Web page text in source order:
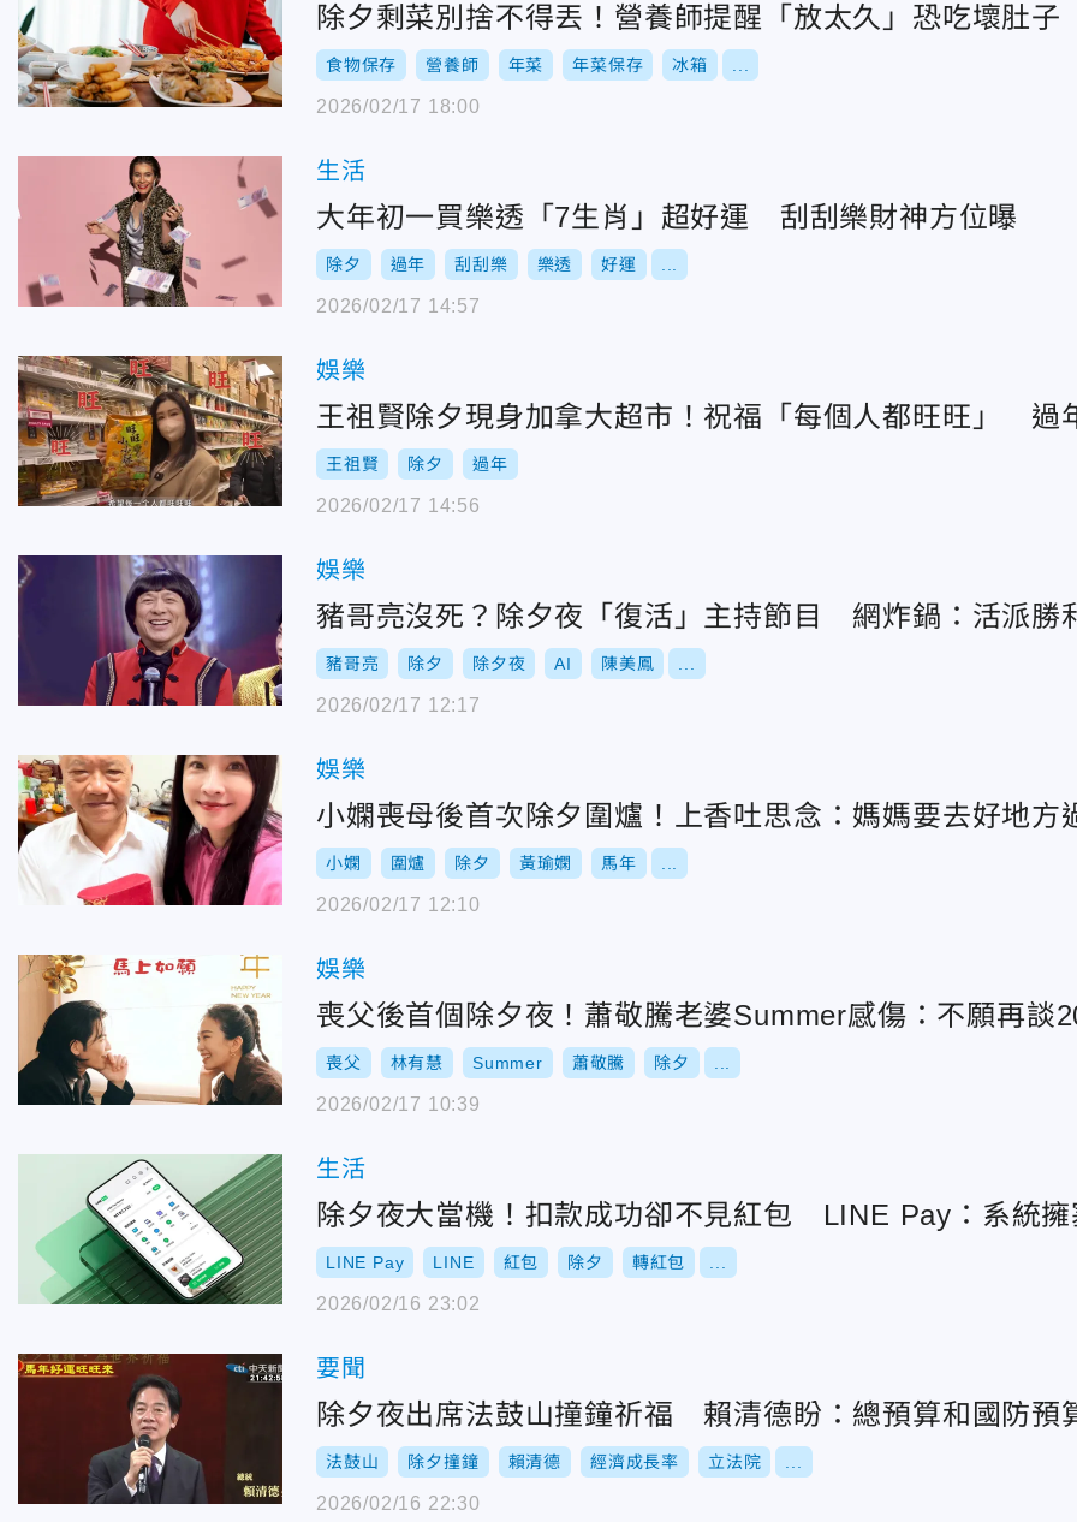
除夕剩菜別捨不得丟！營養師提醒「放太久」恐吃壞肚子
食物保存 營養師 年菜 年菜保存 冰箱
2026/02/17 18:00
生活
大年初一買樂透「7生肖」超好運 刮刮樂財神方位曝
除夕 過年 刮刮樂 樂透 好運
2026/02/17 14:57
娛樂
王祖賢除夕現身加拿大超市！祝福「每個人都旺旺」 過
王祖賢 除夕 過年
2026/02/17 14:56
娛樂
豬哥亮沒死？除夕夜「復活」主持節目 網炸鍋：活派勝
豬哥亮 除夕 除夕夜 AI 陳美鳳
2026/02/17 12:17
娛樂
小嫻喪母後首次除夕圍爐！上香吐思念：媽媽要去好地方
小嫻 圍爐 除夕 黃瑜嫻 馬年
2026/02/17 12:10
娛樂
喪父後首個除夕夜！蕭敬騰老婆Summer感傷：不願再談
喪父 林有慧 Summer 蕭敬騰 除夕
2026/02/17 10:39
生活
除夕夜大當機！扣款成功卻不見紅包 LINE Pay：系統擁
LINE Pay LINE 紅包 除夕 轉紅包
2026/02/16 23:02
要聞
除夕夜出席法鼓山撞鐘祈福 賴清德盼：總預算和國防預
法鼓山 除夕撞鐘 賴清德 經濟成長率 立法院
2026/02/16 22:30